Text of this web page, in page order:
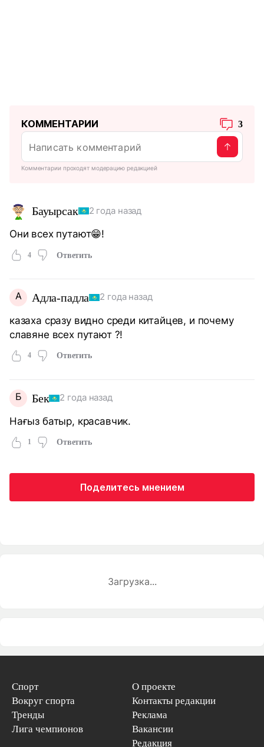
КОММЕНТАРИИ 3
Комментарии проходят модерацию редакцией
Бауырсак 2 года назад
Они всех путают😁!
4 Ответить
А Адла-падла 2 года назад
казаха сразу видно среди китайцев, и почему
славяне всех путают ?!
4 Ответить
Б Бек 2 года назад
Нағыз батыр, красавчик.
1 Ответить
Поделитесь мнением
Загрузка...
Спорт
Вокруг спорта
Тренды
Лига чемпионов
О проекте
Контакты редакции
Реклама
Вакансии
Редакция